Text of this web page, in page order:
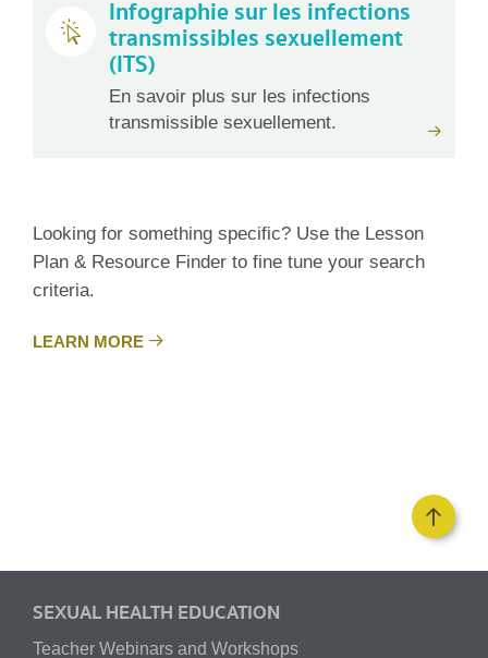
Infographie sur les infections
transmissibles sexuellement
(ITS)
En savoir plus sur les infections
transmissible sexuellement.
Looking for something specific? Use the Lesson
Plan & Resource Finder to fine tune your search
criteria.
LEARN MORE
SEXUAL HEALTH EDUCATION
Teacher Webinars and Workshops